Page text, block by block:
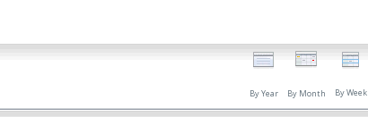
By Year By Month By Week